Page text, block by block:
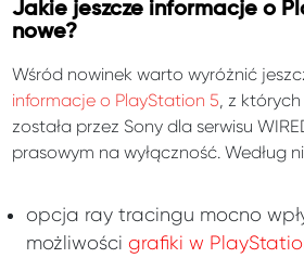
Jakie jeszcze informacje o
nowe?
Wśród nowinek warto wyróżnić
informacje o PlayStation 5, z
została przez Sony dla serwisu
prasowym na wyłączność. Według
opcja ray tracingu mocno
możliwości grafiki w